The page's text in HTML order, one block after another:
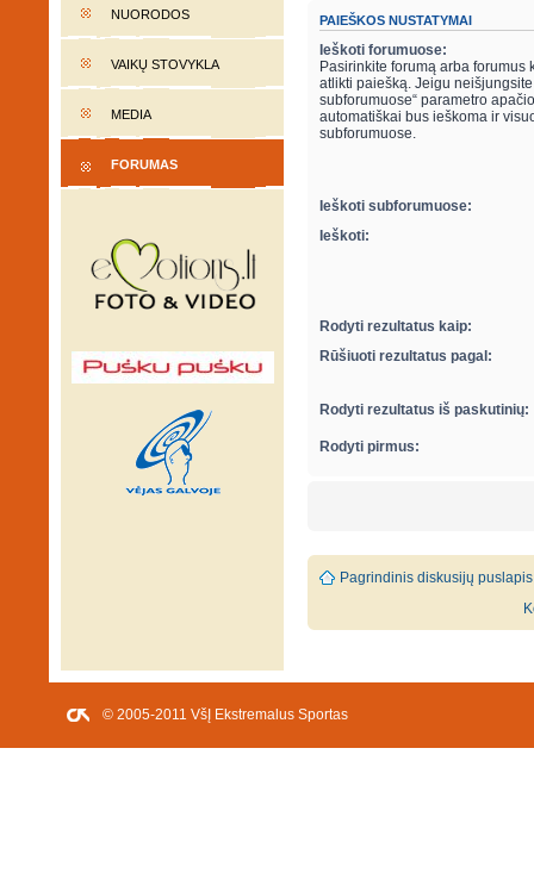
NUORODOS
VAIKŲ STOVYKLA
MEDIA
FORUMAS
PAIEŠKOS NUSTATYMAI
Ieškoti forumuose:
Pasirinkite forumą arba forumus
atlikti paiešką. Jeigu neišjungsite
subforumuose“ parametro
automatiškai bus ieškoma ir
subforumuose.
Ieškoti subforumuose:
Ieškoti:
Rodyti rezultatus kaip:
Rūšiuoti rezultatus pagal:
Rodyti rezultatus iš paskutinių:
Rodyti pirmus:
Pagrindinis diskusijų puslapis
© 2005-2011 VšĮ Ekstremalus Sportas